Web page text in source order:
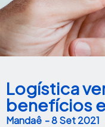
Logística
benefícios
Mandaê -8 Set 2021